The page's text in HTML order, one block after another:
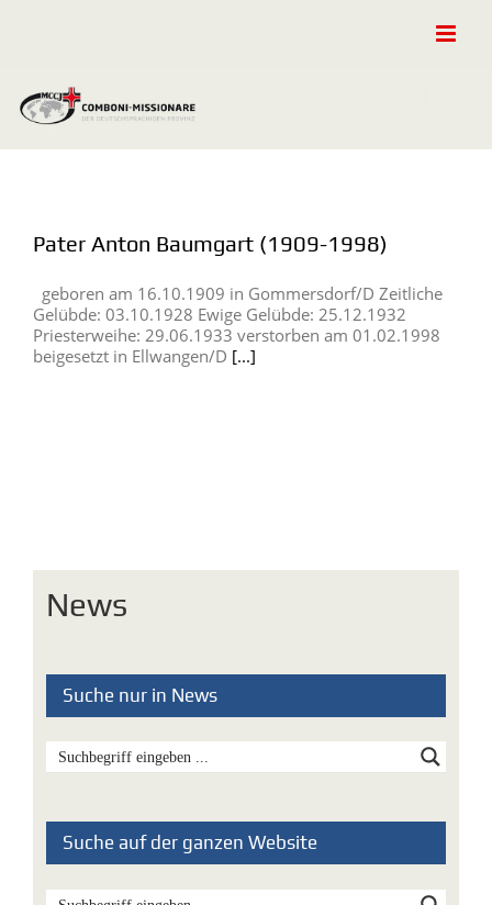
Pater Anton Baumgart (1909-1998)
geboren am 16.10.1909 in Gommersdorf/D Zeitliche
Gelübde: 03.10.1928 Ewige Gelübde: 25.12.1932
Priesterweihe: 29.06.1933 verstorben am 01.02.1998
beigesetzt in Ellwangen/D [...]
News
Suche nur in News
Suche auf der ganzen Website